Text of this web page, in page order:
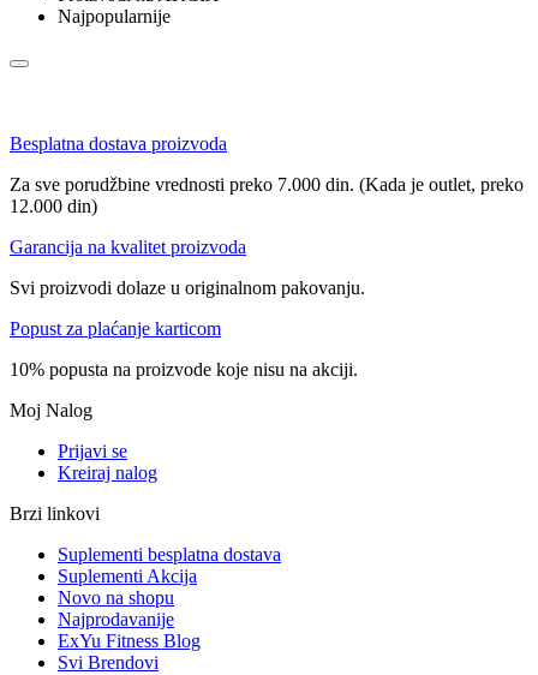
Najpopularnije
Besplatna dostava proizvoda
Za sve porudžbine vrednosti preko 7.000 din. (Kada je outlet, preko
12.000 din)
Garancija na kvalitet proizvoda
Svi proizvodi dolaze u originalnom pakovanju.
Popust za plaćanje karticom
10% popusta na proizvode koje nisu na akciji.
Moj Nalog
Prijavi se
Kreiraj nalog
Brzi linkovi
Suplementi besplatna dostava
Suplementi Akcija
Novo na shopu
Najprodavanije
ExYu Fitness Blog
Svi Brendovi